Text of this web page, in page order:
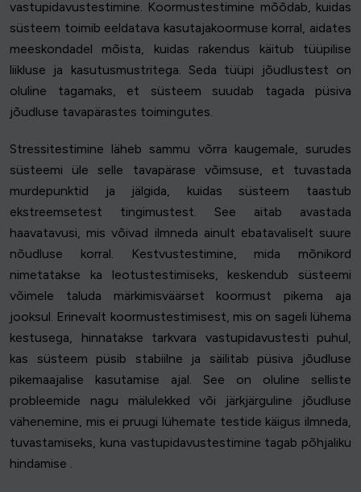
vastupidavustestimine. Koormustestimine mõõdab, kuidas
süsteem toimib eeldatava kasutajakoormuse korral, aidates
meeskondadel mõista, kuidas rakendus käitub tüüpilise
liikluse ja kasutusmustritega. Seda tüüpi jõudlustest on
oluline tagamaks, et süsteem suudab tagada püsiva
jõudluse tavapärastes toimingutes.
Stressitestimine läheb sammu võrra kaugemale, surudes
süsteemi üle selle tavapärase võimsuse, et tuvastada
murdepunktid ja jälgida, kuidas süsteem taastub
ekstreemsetest tingimustest. See aitab avastada
haavatavusi, mis võivad ilmneda ainult ebatavaliselt suure
nõudluse korral. Kestvustestimine, mida mõnikord
nimetatakse ka leotustestimiseks, keskendub süsteemi
võimele taluda märkimisväärset koormust pikema aja
jooksul. Erinevalt koormustestimisest, mis on sageli lühema
kestusega, hinnatakse tarkvara vastupidavustesti puhul,
kas süsteem püsib stabiilne ja säilitab püsiva jõudluse
pikemaajalise kasutamise ajal. See on oluline selliste
probleemide nagu mälulekked või järkjärguline jõudluse
vähenemine, mis ei pruugi lühemate testide käigus ilmneda,
tuvastamiseks, kuna vastupidavustestimine tagab põhjaliku
hindamise .